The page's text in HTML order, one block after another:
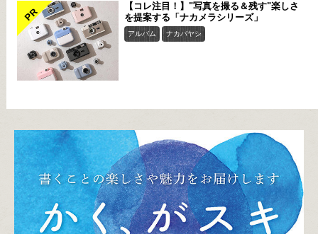
PR
【コレ注目！】"写真を撮る＆残す"楽しさ
を提案する「ナカメラシリーズ」
アルバム ナカバヤシ